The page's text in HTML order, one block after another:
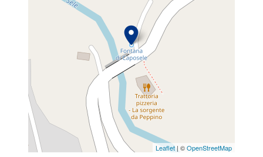
Leaflet | ©OpenStreetMap